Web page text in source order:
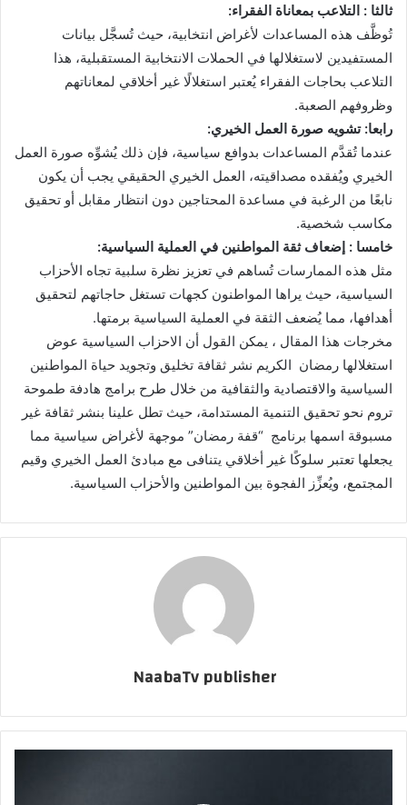
ثالثا : التلاعب بمعاناة الفقراء:
تُوظَّف هذه المساعدات لأغراض انتخابية، حيث تُسجَّل بيانات
المستفيدين لاستغلالها في الحملات الانتخابية المستقبلية، هذا
التلاعب بحاجات الفقراء يُعتبر استغلالًا غير أخلاقي لمعاناتهم
وظروفهم الصعبة.
رابعا: تشويه صورة العمل الخيري:
عندما تُقدَّم المساعدات بدوافع سياسية، فإن ذلك يُشوِّه صورة العمل
الخيري ويُفقده مصداقيته، العمل الخيري الحقيقي يجب أن يكون
نابعًا من الرغبة في مساعدة المحتاجين دون انتظار مقابل أو تحقيق
مكاسب شخصية.
خامسا : إضعاف ثقة المواطنين في العملية السياسية:
مثل هذه الممارسات تُساهم في تعزيز نظرة سلبية تجاه الأحزاب
السياسية، حيث يراها المواطنون كجهات تستغل حاجاتهم لتحقيق
أهدافها، مما يُضعف الثقة في العملية السياسية برمتها.
مخرجات هذا المقال ، يمكن القول أن الاحزاب السياسية عوض
استغلالها رمضان الكريم نشر ثقافة تخليق وتجويد حياة المواطنين
السياسية والاقتصادية والثقافية من خلال طرح برامج هادفة طموحة
تروم نحو تحقيق التنمية المستدامة، حيث تطل علينا بنشر ثقافة غير
مسبوقة اسمها برنامج “قفة رمضان” موجهة لأغراض سياسية مما
يجعلها تعتبر سلوكًا غير أخلاقي يتنافى مع مبادئ العمل الخيري وقيم
المجتمع، ويُعزِّز الفجوة بين المواطنين والأحزاب السياسية.
NaabaTv publisher